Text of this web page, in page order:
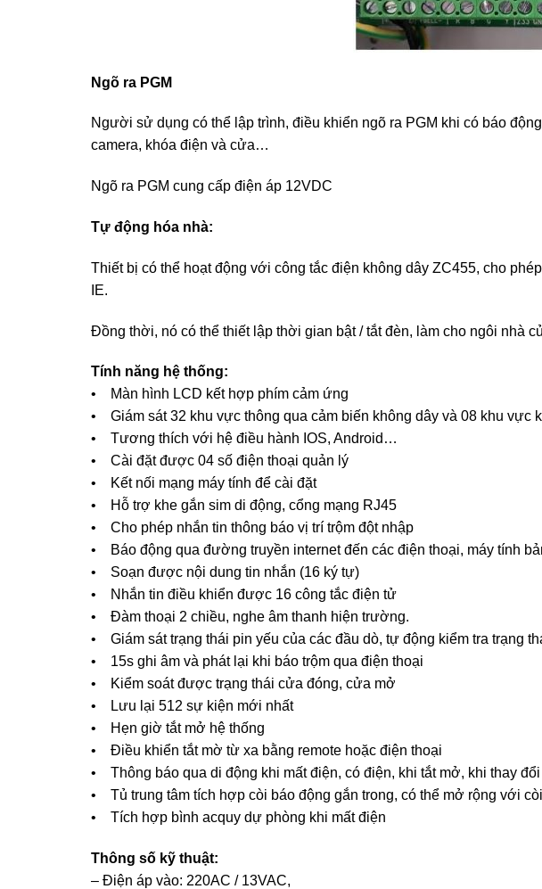
Ngõ ra PGM
Người sử dụng có thể lập trình, điều khiển ngõ ra PGM khi có báo
camera, khóa điện và cửa…
Ngõ ra PGM cung cấp điện áp 12VDC
Tự động hóa nhà:
Thiết bị có thể hoạt động với công tắc điện không dây ZC455, cho
IE.
Đồng thời, nó có thể thiết lập thời gian bật / tắt đèn, làm cho ngôi nhà
Tính năng hệ thống:
• Màn hình LCD kết hợp phím cảm ứng
• Giám sát 32 khu vực thông qua cảm biến không dây và 08 khu vực
• Tương thích với hệ điều hành IOS, Android…
• Cài đặt được 04 số điện thoại quản lý
• Kết nối mạng máy tính để cài đặt
• Hỗ trợ khe gắn sim di động, cổng mạng RJ45
• Cho phép nhắn tin thông báo vị trí trộm đột nhập
• Báo động qua đường truyền internet đến các điện thoại, máy tính
• Soạn được nội dung tin nhắn (16 ký tự)
• Nhắn tin điều khiển được 16 công tắc điện tử
• Đàm thoại 2 chiều, nghe âm thanh hiện trường.
• Giám sát trạng thái pin yếu của các đầu dò, tự động kiểm tra trạng
• 15s ghi âm và phát lại khi báo trộm qua điện thoại
• Kiểm soát được trạng thái cửa đóng, cửa mở
• Lưu lại 512 sự kiện mới nhất
• Hẹn giờ tắt mở hệ thống
• Điều khiển tắt mờ từ xa bằng remote hoặc điện thoại
• Thông báo qua di động khi mất điện, có điện, khi tắt mở, khi thay
• Tủ trung tâm tích hợp còi báo động gắn trong, có thể mở rộng với
• Tích hợp bình acquy dự phòng khi mất điện
Thông số kỹ thuật:
– Điện áp vào: 220AC / 13VAC,